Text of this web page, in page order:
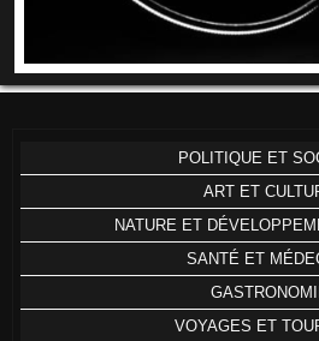
POLITIQUE ET
ART ET
NATURE ET
SANTÉ ET
VOYAGES ET